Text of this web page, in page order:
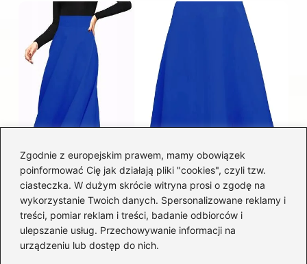
Zgodnie z europejskim prawem, mamy obowiązek
poinformować Cię jak działają pliki "cookies", czyli tzw.
ciasteczka. W dużym skrócie witryna prosi o zgodę na
wykorzystanie Twoich danych. Spersonalizowane reklamy i
treści, pomiar reklam i treści, badanie odbiorców i
ulepszanie usług. Przechowywanie informacji na
urządzeniu lub dostęp do nich.
Łatwy sposób jak skrócić spódnicę z
półkoła w domu
Kategorie